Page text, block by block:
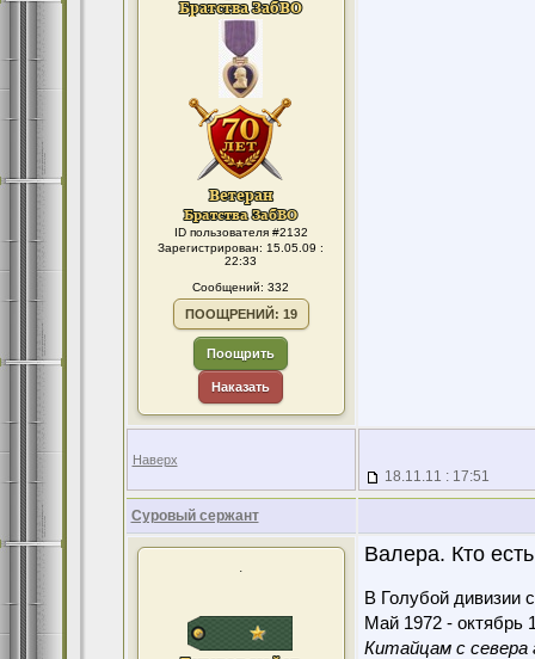
ID пользователя #2132
Зарегистрирован: 15.05.09 :
22:33
Сообщений: 332
ПООЩРЕНИЙ: 19
Поощрить
Наказать
Наверх
18.11.11 : 17:51
Суровый сержант
.
Валера. Кто
В Голубой дивизии
Май 1972 - октябрь
Китайцам с севера